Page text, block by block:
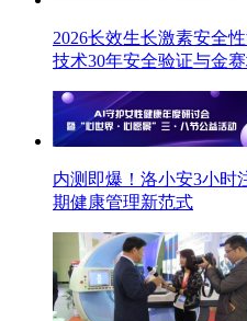
2026长效生长激素安全
技术30年安全验证与金
内测即爆！洛小安3小时
期健康管理新范式